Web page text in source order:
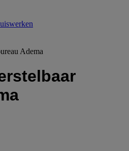
Adema